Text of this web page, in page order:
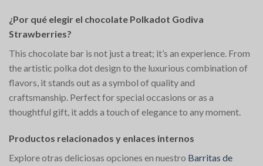
¿Por qué elegir el chocolate Polkadot Godiva
Strawberries?
This chocolate bar is not just a treat; it’s an experience. From
the artistic polka dot design to the luxurious combination of
flavors, it stands out as a symbol of quality and
craftsmanship. Perfect for special occasions or as a
thoughtful gift, it adds a touch of elegance to any moment.
Productos relacionados y enlaces internos
Explore otras deliciosas opciones en nuestro Barritas de